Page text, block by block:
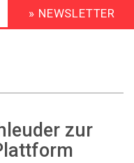
HEADER» NEWSLETTER
zur